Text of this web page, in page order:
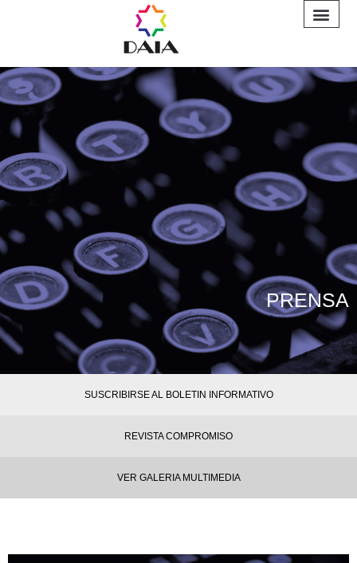
PRENSA
SUSCRIBIRSE AL BOLETIN INFORMATIVO
REVISTA COMPROMISO
VER GALERIA MULTIMEDIA